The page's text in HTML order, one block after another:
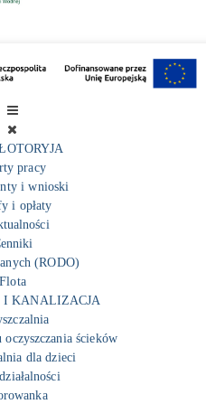
pracy
i wnioski
i opłaty
(RODO)
Flota
I KANALIZACJA
oczyszczania ścieków
dla dzieci